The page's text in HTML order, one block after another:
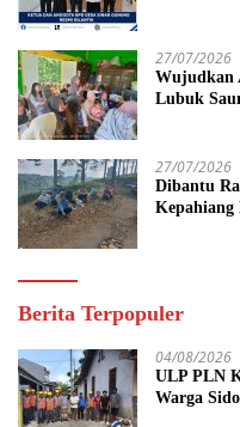
27/07/2026
Wujudkan
Lubuk
27/07/2026
Dibantu
Kepahiang
Berita Terpopuler
04/08/2026
ULP PLN
Warga